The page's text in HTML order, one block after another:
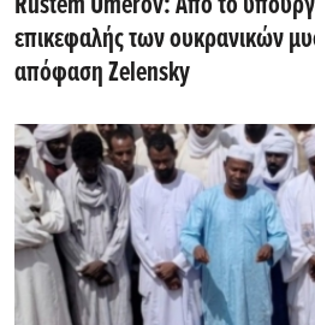
επικεφαλής των ουκρανικών
απόφαση Zelensky